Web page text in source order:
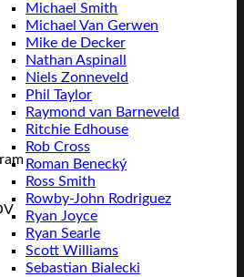
Michael Smith
Michael Van Gerwen
Mike de Decker
Nathan Aspinall
Niels Zonneveld
Phil Taylor
Raymond van Barneveld
Ritchie Edhouse
Rob Cross
Roman Benecký
Ross Smith
Rowby-John Rodriguez
Ryan Joyce
Ryan Searle
Scott Williams
Sebastian Bialecki